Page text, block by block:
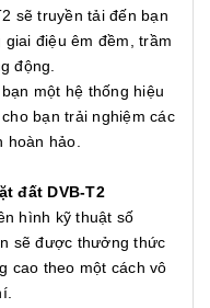
sẽ truyền tải đến bạn
điệu êm đềm, trầm
động.
một hệ thống hiệu
bạn trải nghiệm các
hảo.
đất DVB-T2
hình kỹ thuật số
sẽ được thưởng thức
cao theo một cách vô